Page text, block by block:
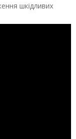
шкідливих